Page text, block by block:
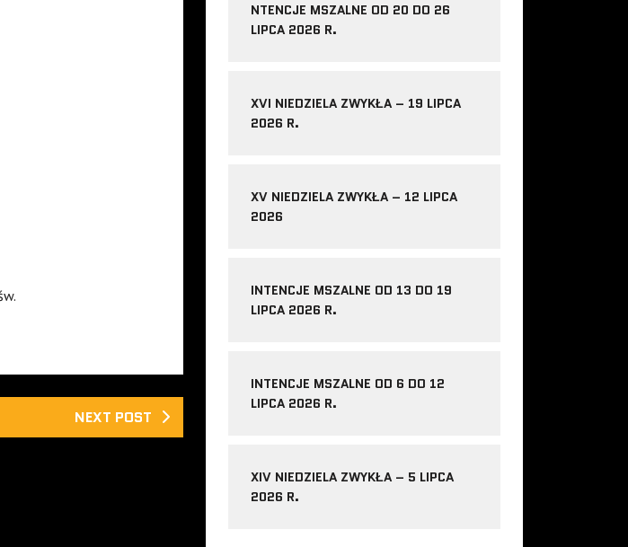
NEXT POST
NTENCJE MSZALNE OD 20 DO 26
LIPCA 2026 R.
XVI NIEDZIELA ZWYKŁA – 19 LIPCA
2026 R.
XV NIEDZIELA ZWYKŁA – 12 LIPCA
2026
INTENCJE MSZALNE OD 13 DO 19
LIPCA 2026 R.
INTENCJE MSZALNE OD 6 DO 12
LIPCA 2026 R.
XIV NIEDZIELA ZWYKŁA – 5 LIPCA
2026 R.